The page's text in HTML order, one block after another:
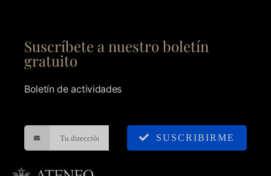
Suscríbete a nuestro boletín
gratuito
Boletín de actividades
SUSCRIBIRME